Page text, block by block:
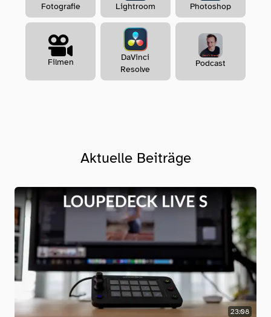
Fotografie Lightroom Photoshop
Filmen
DaVinci
Resolve
Podcast
Aktuelle Beiträge
23:08